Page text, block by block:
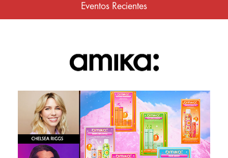
Eventos Recientes